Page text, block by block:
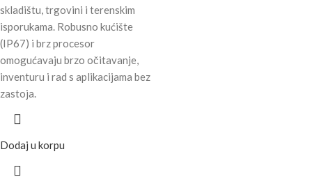
skladištu, trgovini i terenskim
isporukama. Robusno kućište
(IP67) i brz procesor
omogućavaju brzo očitavanje,
inventuru i rad s aplikacijama bez
zastoja.
Dodaj u korpu